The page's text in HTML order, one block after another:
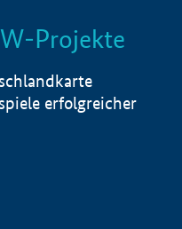
Info
Projekte
erfolgreicher